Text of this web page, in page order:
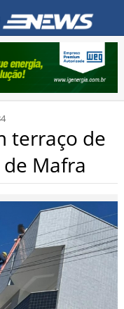
terraço de
Mafra